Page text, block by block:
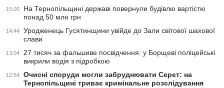
15:00
На Тернопільщині державі повернули будівлю вартістю
понад 50 млн грн
14:44
Уродженець Гусятинщини увійде до Зали світової шахової
слави
13:04
27 тисяч за фальшиве посвідчення: у Борщеві поліцейські
викрили водія з підробкою
12:54
Очисні споруди могли забруднювати Серет: на
Тернопільщині триває кримінальне розслідування